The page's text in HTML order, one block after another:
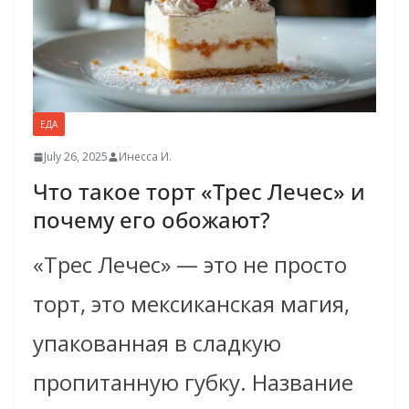
ЕДА
July 26, 2025 Инесса И.
Что такое торт «Трес Лечес» и
почему его обожают?
«Трес Лечес» — это не просто
торт, это мексиканская магия,
упакованная в сладкую
пропитанную губку. Название